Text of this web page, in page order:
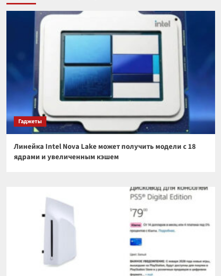
Гаджеты
Линейка Intel Nova Lake может получить модели с 18
ядрами и увеличенным кэшем